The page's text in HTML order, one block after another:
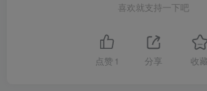
喜欢就支持一下吧
点赞 1 分享 收藏